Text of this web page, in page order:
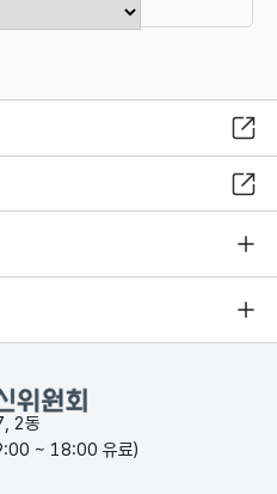
2동
~ 18:00 유료)